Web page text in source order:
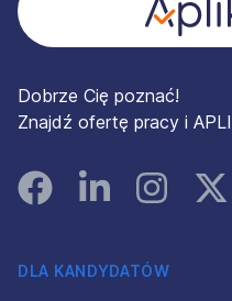
Dobrze Cię poznać!
Znajdź ofertę pracy i
FacebookLinked InInstagram
DLA KANDYDATÓW